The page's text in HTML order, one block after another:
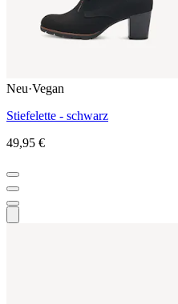
Neu·Vegan
Stiefelette - schwarz
49,95 €